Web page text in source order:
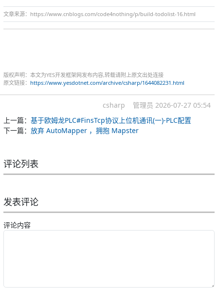
文章来源：https://www.cnblogs.com/code4nothing/p/build-todolist-16.html
版权声明：本文为YES开发框架网发布内容,转载请附上原文出处连接
原文链接： https://www.yesdotnet.com/archive/csharp/1644082231.html
csharp 管理员 2026-07-27 05:54
上一篇： 基于欧姆龙PLC#FinsTcp协议上位机通讯(一)-PLC配置
下一篇： 放弃 AutoMapper ，拥抱 Mapster
评论列表
发表评论
评论内容